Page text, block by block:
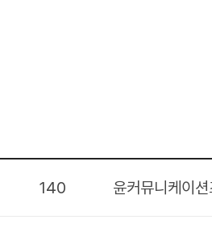
140 윤커뮤니케이